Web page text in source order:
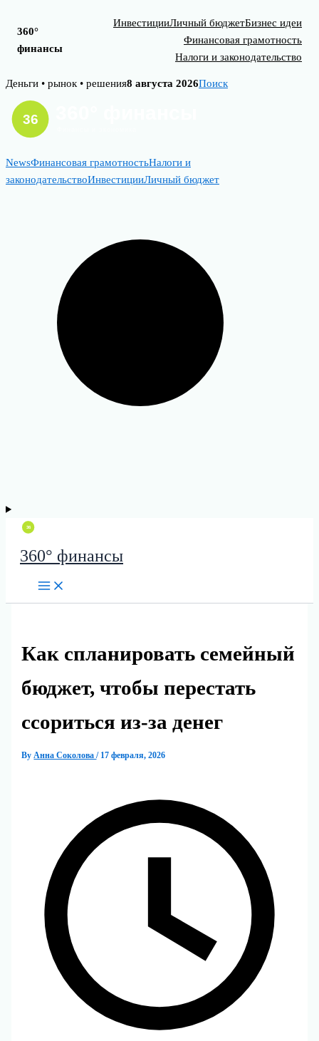
360°
финансы
ИнвестицииЛичный бюджетБизнес идеи
Финансовая грамотность
Налоги и законодательство
Skip
content
Деньги • рынок • решения8 августа 2026Поиск
NewsФинансовая грамотностьНалоги и
законодательствоИнвестицииЛичный бюджет
360° финансы
Как спланировать семейный
бюджет, чтобы перестать
ссориться из‑за денег
By Анна Соколова/ 17 февраля, 2026